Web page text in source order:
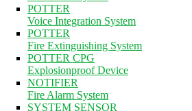
POTTER
Voice Integration System
POTTER
Fire Extinguishing System
POTTER CPG
Explosionproof Device
NOTIFIER
Fire Alarm System
SYSTEM SENSOR